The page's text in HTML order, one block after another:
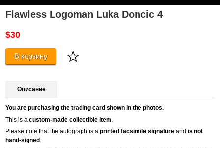
Flawless Logoman Luka Doncic 4
$30
В корзину
Описание
You are purchasing the trading card shown in the photos.
This is acustom-made collectible item.
Please note that the autograph is aprinted facsimile signature andis not
hand-signed .